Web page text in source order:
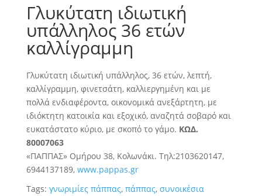
Γλυκύτατη ιδιωτική
υπάλληλος 36 ετών
καλλίγραμμη
Γλυκύτατη ιδιωτική υπάλληλος, 36 ετών, λεπτή,
καλλίγραμμη, φινετσάτη, καλλιεργημένη και με
πολλά ενδιαφέροντα, οικονομικά ανεξάρτητη, με
ιδιόκτητη κατοικία και εξοχικό, αναζητά σοβαρό και
ευκατάστατο κύριο, με σκοπό το γάμο. ΚΩΔ.
80007063
«ΠΑΠΠΑΣ» Ομήρου 38, Κολωνάκι. Τηλ:2103620147,
6944137189, www.pappas.gr
Tags: γνωριμίες πάππας, πάππας, συνοικέσια